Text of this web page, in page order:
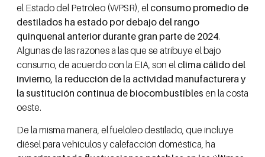
el Estado del Petróleo (WPSR), el consumo promedio de
destilados ha estado por debajo del rango
quinquenal anterior durante gran parte de 2024.
Algunas de las razones a las que se atribuye el bajo
consumo, de acuerdo con la EIA, son el clima cálido del
invierno, la reducción de la actividad manufacturera y
la sustitución continua de biocombustibles en la costa
oeste.
De la misma manera, el fuelóleo destilado, que incluye
diésel para vehículos y calefacción doméstica, ha